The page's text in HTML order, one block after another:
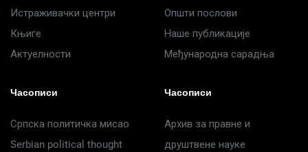
Истраживачки центри
Књиге
Актуелности
Општи послови
Наше публикације
Међународна сарадња
Часописи
Српска политичка мисао
Serbian political thought
Часописи
Архив за правне и
друштвене науке